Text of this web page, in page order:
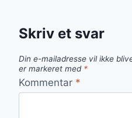
Skriv et svar
Din e-mailadresse vil ikke
er markeret med *
Kommentar *